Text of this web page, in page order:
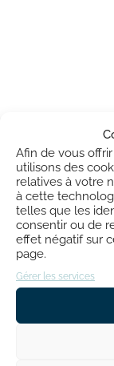
Afin de vous
utilisons des
relatives à votre
à cette
telles que les
consentir ou de
effet négatif sur
page.
Gérer les services